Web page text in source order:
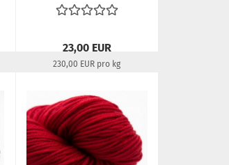
23,00 EUR
230,00 EUR pro kg